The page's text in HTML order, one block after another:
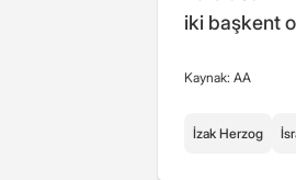
iki başkent
Kaynak: AA
İzak Herzog